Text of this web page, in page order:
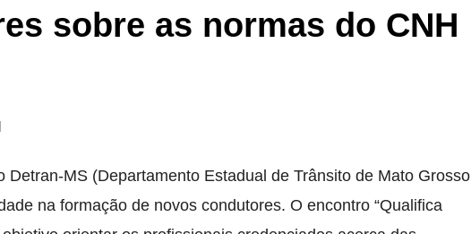
sobre as normas do CNH
MS (Departamento Estadual de Trânsito de Mato Grosso
na formação de novos condutores. O encontro “Qualifica